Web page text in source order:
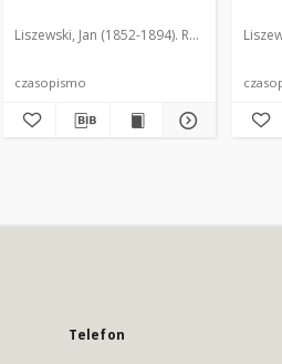
Liszewski, Jan (1852-1894). Red.
czasopismo
Telefon